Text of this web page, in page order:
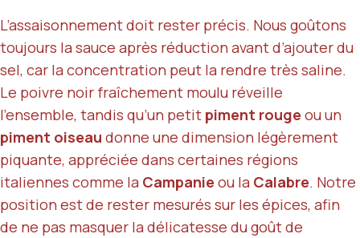
L’assaisonnement doit rester précis. Nous goûtons
toujours la sauce après réduction avant d’ajouter du
sel, car la concentration peut la rendre très saline.
Le poivre noir fraîchement moulu réveille
l’ensemble, tandis qu’un petit piment rouge ou un
piment oiseau donne une dimension légèrement
piquante, appréciée dans certaines régions
italiennes comme la Campanie ou la Calabre. Notre
position est de rester mesurés sur les épices, afin
de ne pas masquer la délicatesse du goût de